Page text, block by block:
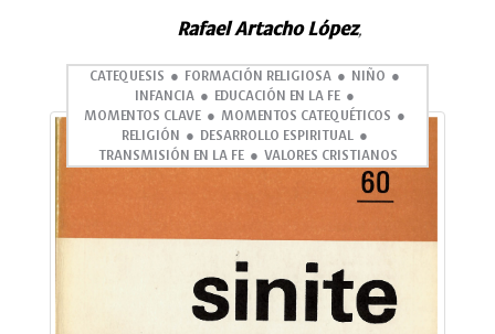
Rafael Artacho López,
CATEQUESIS FORMACIÓN RELIGIOSA
NIÑO
INFANCIA
EDUCACIÓN EN LA FE
MOMENTOS CLAVE
MOMENTOS CATEQUÉTICOS
RELIGIÓN
DESARROLLO ESPIRITUAL
TRANSMISIÓN EN LA FE
VALORES CRISTIANOS